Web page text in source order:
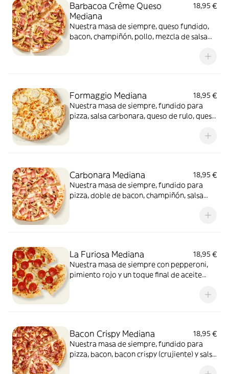
Barbacoa Crème Queso
Mediana
18,95 €
Nuestra masa de siempre, queso fundido,
bacon, champiñón, pollo, mezcla de salsa
Formaggio Mediana
18,95 €
Nuestra masa de siempre, fundido para
pizza, salsa carbonara, queso de rulo, queso
cheddar, gouda, emmental , mozzarella y
Carbonara Mediana
18,95 €
Nuestra masa de siempre, fundido para
pizza, doble de bacon, champiñón, salsa
La Furiosa Mediana
18,95 €
Nuestra masa de siempre con pepperoni,
pimiento rojo y un toque final de aceite
Bacon Crispy Mediana
18,95 €
Nuestra masa de siempre, fundido para
pizza, bacon, bacon crispy (crujiente) y salsa